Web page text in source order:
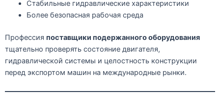
Стабильные гидравлические характеристики
Более безопасная рабочая среда
Профессия поставщики подержанного оборудования
тщательно проверять состояние двигателя,
гидравлической системы и целостность конструкции
перед экспортом машин на международные рынки.